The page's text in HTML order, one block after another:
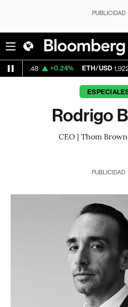
PUBLICIDAD
+0.24% ETH/USD 1,922.688
Rodrigo
CEO | Thom
PUBLICIDAD